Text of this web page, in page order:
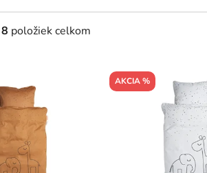
8 položiek celkom
AKCIA %